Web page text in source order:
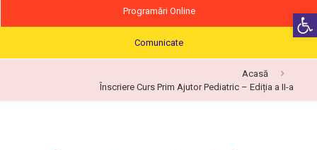
Programări Online
Comunicate
Acasă
Înscriere Curs Prim Ajutor Pediatric – Ediția a II-a